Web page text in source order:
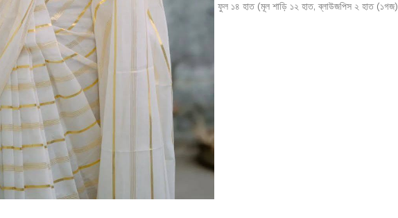
ফুল ১৪ হাত (মূল শাড়ি ১২ হাত, ব্লাউজপিস ২ হাত (১গজ)